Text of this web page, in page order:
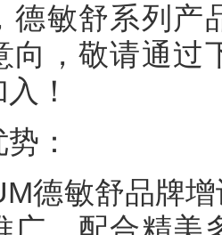
敏舒系列产
向，敬请通过
！
：
敏舒品牌增